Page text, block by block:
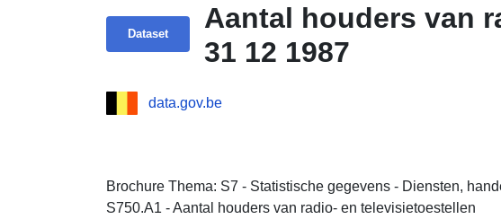
Dataset
Aantal houders van
31 12 1987
data.gov.be
Brochure Thema: S7 - Statistische gegevens - Diensten,
S750.A1 - Aantal houders van radio- en televisietoestellen